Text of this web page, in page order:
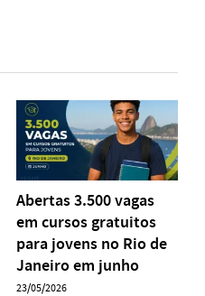
Abertas 3.500 vagas
em cursos gratuitos
para jovens no Rio de
Janeiro em junho
23/05/2026